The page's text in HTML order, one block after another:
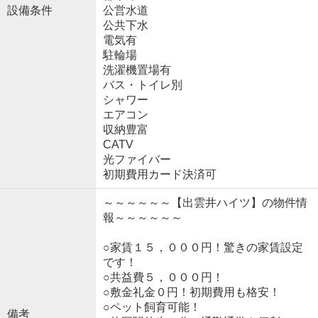
設備条件
公営水道
公共下水
電気有
駐輪場
洗濯機置場有
バス・トイレ別
シャワー
エアコン
収納豊富
CATV
光ファイバー
初期費用カード決済可
備考
～～～～～～【出雲井ハイツ】の物件情
報～～～～～～
○家賃１５，０００円！驚きの家賃設定
です！
○共益費５，０００円！
○敷金礼金０円！初期費用も格安！
○ペット飼育可能！